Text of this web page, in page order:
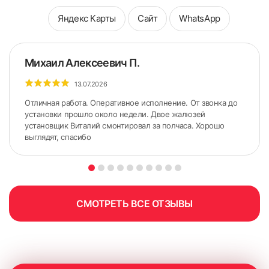
5. По сделанным ранее меткам приложить карниз.
Желательно использовать строительный уровень для
точного горизонтального расположения карниза.
Яндекс Карты Сайт WhatsApp
Михаил Алексеевич П.
13.07.2026
Отличная работа. Оперативное исполнение. От звонка до
установки прошло около недели. Двое жалюзей
установщик Виталий смонтировал за полчаса. Хорошо
выглядят, спасибо
СМОТРЕТЬ ВСЕ ОТЗЫВЫ